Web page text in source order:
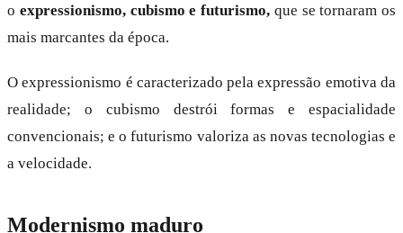
o expressionismo, cubismo e futurismo, que se tornaram os
mais marcantes da época.
O expressionismo é caracterizado pela expressão emotiva da
realidade; o cubismo destrói formas e espacialidade
convencionais; e o futurismo valoriza as novas tecnologias e
a velocidade.
Modernismo maduro